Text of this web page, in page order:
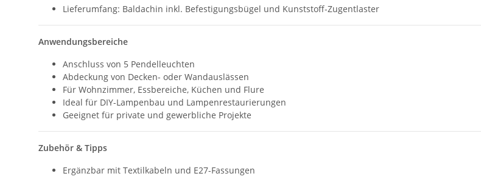
Lieferumfang: Baldachin inkl. Befestigungsbügel und Kunststoff-Zugentlaster
Anwendungsbereiche
Anschluss von 5 Pendelleuchten
Abdeckung von Decken- oder Wandauslässen
Für Wohnzimmer, Essbereiche, Küchen und Flure
Ideal für DIY-Lampenbau und Lampenrestaurierungen
Geeignet für private und gewerbliche Projekte
Zubehör & Tipps
Ergänzbar mit Textilkabeln und E27-Fassungen